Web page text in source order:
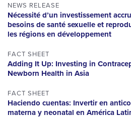
NEWS RELEASE
Nécessité d’un investissement
besoins de santé sexuelle et
les régions en développement
FACT SHEET
Adding It Up: Investing in
Newborn Health in Asia
FACT SHEET
Haciendo cuentas: Invertir en
materna y neonatal en América